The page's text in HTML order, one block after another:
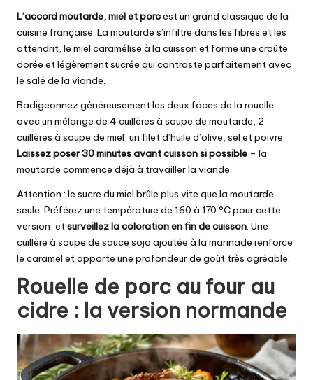
L’accord moutarde, miel et porcest un grand classique de la
cuisine française. La moutarde s’infiltre dans les fibres et les
attendrit, le miel caramélise à la cuisson et forme une croûte
dorée et légèrement sucrée qui contraste parfaitement avec
le salé de la viande.
Badigeonnez généreusement les deux faces de la rouelle
avec un mélange de 4 cuillères à soupe de moutarde, 2
cuillères à soupe de miel, un filet d’huile d’olive, sel et poivre.
Laissez poser 30 minutes avant cuisson si possible – la
moutarde commence déjà à travailler la viande.
Attention : le sucre du miel brûle plus vite que la moutarde
seule. Préférez une température de 160 à 170 °C pour cette
version, et surveillez la coloration en fin de cuisson . Une
cuillère à soupe de sauce soja ajoutée à la marinade renforce
le caramel et apporte une profondeur de goût très agréable.
Rouelle de porc au four au
cidre : la version normande